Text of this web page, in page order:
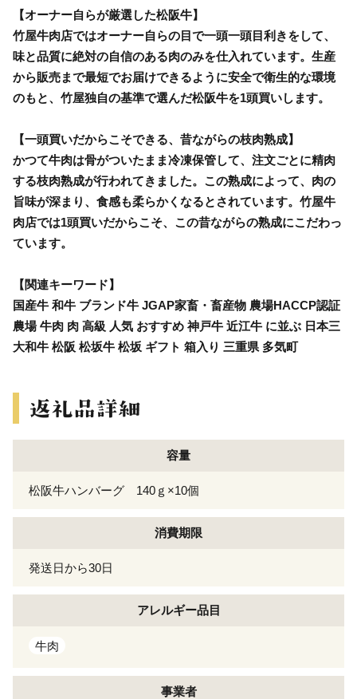
【オーナー自らが厳選した松阪牛】
竹屋牛肉店ではオーナー自らの目で一頭一頭目利きをして、
味と品質に絶対の自信のある肉のみを仕入れています。生産
から販売まで最短でお届けできるように安全で衛生的な環境
のもと、竹屋独自の基準で選んだ松阪牛を1頭買いします。
【一頭買いだからこそできる、昔ながらの枝肉熟成】
かつて牛肉は骨がついたまま冷凍保管して、注文ごとに精肉
する枝肉熟成が行われてきました。この熟成によって、肉の
旨味が深まり、食感も柔らかくなるとされています。竹屋牛
肉店では1頭買いだからこそ、この昔ながらの熟成にこだわっ
ています。
【関連キーワード】
国産牛 和牛 ブランド牛 JGAP家畜・畜産物 農場HACCP認証
農場 牛肉 肉 高級 人気 おすすめ 神戸牛 近江牛 に並ぶ 日本三
大和牛 松阪 松坂牛 松坂 ギフト 箱入り 三重県 多気町
容量
松阪牛ハンバーグ 140ｇ×10個
消費期限
発送日から30日
アレルギー品目
牛肉
事業者